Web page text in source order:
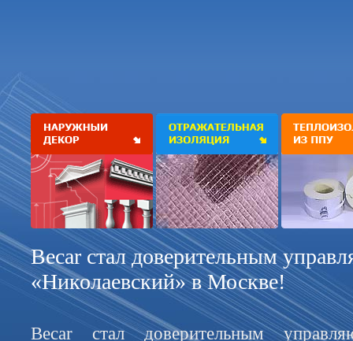
Becar стал доверительным
«Николаевский» в Москве!
Becar стал доверительным